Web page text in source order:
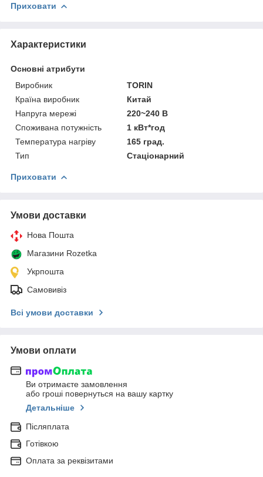
Приховати
Характеристики
Основні атрибути
Виробник
TORIN
Країна виробник
Китай
Напруга мережі
220~240 В
Споживана потужність
1 кВт*год
Температура нагріву
165 град.
Тип
Стаціонарний
Приховати
Умови доставки
Нова Пошта
Магазини Rozetka
Укрпошта
Самовивіз
Всі умови доставки
Умови оплати
Ви отримаєте замовлення
або гроші повернуться на вашу картку
Детальніше
Післяплата
Готівкою
Оплата за реквізитами